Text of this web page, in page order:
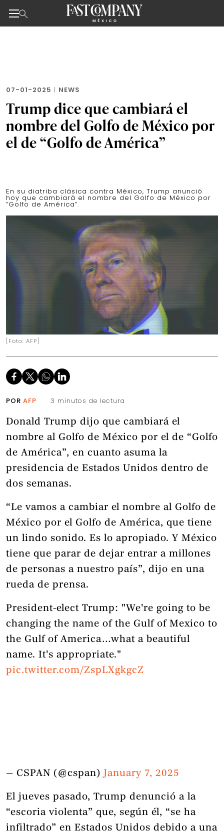
07-01-2025 | NEWS
Trump dice que cambiará el
nombre del Golfo de México por
el de “Golfo de América”
En su diatriba clásica contra México, Trump anunció
hoy que cambiará el nombre del Golfo de México por
“Golfo de América”.
[Foto: AFP]
POR AFP 3 minutos de lectura
Donald Trump dijo que cambiará el
nombre al Golfo de México por el de “Golfo
de América”, en cuanto asuma la
presidencia de Estados Unidos dentro de
dos semanas.
“Le vamos a cambiar el nombre al Golfo de
México por el Golfo de América, que tiene
un lindo sonido. Es lo apropiado. Y México
tiene que parar de dejar entrar a millones
de personas a nuestro país”, dijo en una
rueda de prensa.
President-elect Trump: "We're going to be
changing the name of the Gulf of Mexico to
the Gulf of America…what a beautiful
name. It's appropriate."
pic.twitter.com/ZspLXgkgcZ
— CSPAN (@cspan) January 7, 2025
El jueves pasado, Trump denunció a la
“escoria violenta” que, según él, “se ha
infiltrado” en Estados Unidos debido a una